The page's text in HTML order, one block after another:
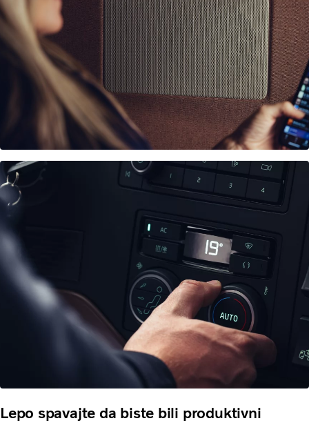
Lepo spavajte da biste bili produktivni